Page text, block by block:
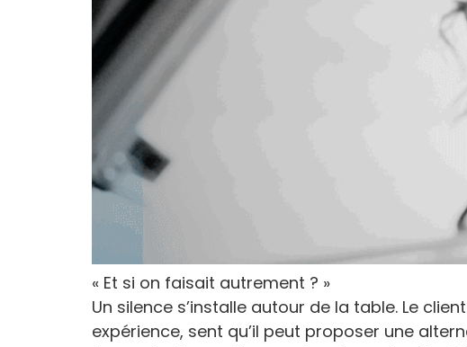
« Et si on faisait autrement ? »
Un silence s’installe autour de la table. Le
expérience, sent qu’il peut proposer une